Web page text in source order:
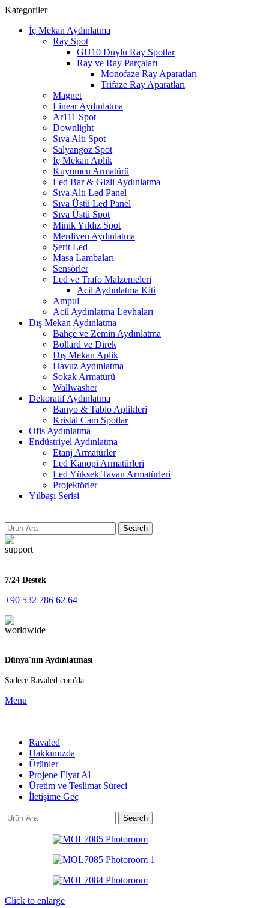
Kategoriler
İç Mekan Aydınlatma
Ray Spot
GU10 Duylu Ray Spotlar
Ray ve Ray Parçaları
Monofaze Ray Aparatları
Trifaze Ray Aparatları
Magnet
Linear Aydınlatma
Ar111 Spot
Downlight
Sıva Altı Spot
Salyangoz Spot
İç Mekan Aplik
Kuyumcu Armatürü
Led Bar & Gizli Aydınlatma
Sıva Altı Led Panel
Sıva Üstü Led Panel
Sıva Üstü Spot
Minik Yıldız Spot
Merdiven Aydınlatma
Şerit Led
Masa Lambaları
Sensörler
Led ve Trafo Malzemeleri
Acil Aydınlatma Kiti
Ampul
Acil Aydınlatma Levhaları
Dış Mekan Aydınlatma
Bahçe ve Zemin Aydınlatma
Bollard ve Direk
Dış Mekan Aplik
Havuz Aydınlatma
Sokak Armatürü
Wallwasher
Dekoratif Aydınlatma
Banyo & Tablo Aplikleri
Kristal Cam Spotlar
Ofis Aydınlatma
Endüstriyel Aydınlatma
Etanj Armatürler
Led Kanopi Armatürleri
Led Yüksek Tavan Armatürleri
Projektörler
Yılbaşı Serisi
Search
7/24 Destek
+90 532 786 62 64
Dünya'nın Aydınlatması
Sadece Ravaled.com'da
Menu
Ravaled
Hakkımızda
Ürünler
Projene Fiyat Al
Üretim ve Teslimat Süreci
İletişime Geç
Search
Click to enlarge